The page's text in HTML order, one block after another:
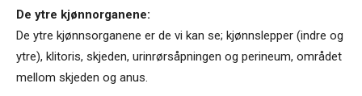
De ytre kjønnorganene:
De ytre kjønnsorganene er de vi kan se; kjønnslepper (indre og
ytre), klitoris, skjeden, urinrørsåpningen og perineum, området
mellom skjeden og anus.